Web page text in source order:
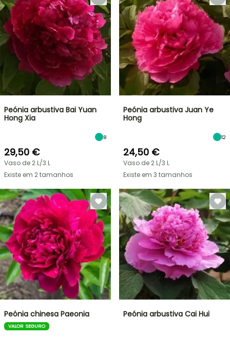
Peónia arbustiva Bai Yuan
Hong Xia
8
29,50 €
Vaso de 2 L/3 L
Existe em 2 tamanhos
Peónia arbustiva Juan Ye
Hong
12
24,50 €
Vaso de 2 L/3 L
Existe em 3 tamanhos
Peónia chinesa Paeonia
VALOR SEGURO
Peónia arbustiva Cai Hui